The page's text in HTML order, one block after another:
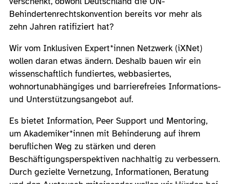
Behindertenrechtskonvention bereits vor mehr als
zehn Jahren ratifiziert hat?
Wir vom Inklusiven Expert*innen Netzwerk (iXNet)
wollen daran etwas ändern. Deshalb bauen wir ein
wissenschaftlich fundiertes, webbasiertes,
wohnortunabhängiges und barrierefreies Informations-
und Unterstützungsangebot auf.
Es bietet Information, Peer Support und Mentoring,
um Akademiker*innen mit Behinderung auf ihrem
beruflichen Weg zu stärken und deren
Beschäftigungsperspektiven nachhaltig zu verbessern.
Durch gezielte Vernetzung, Informationen, Beratung